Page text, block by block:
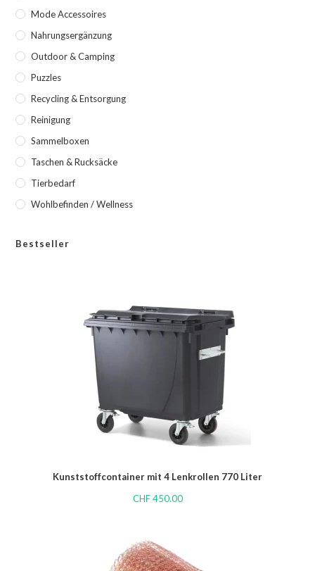
Mode Accessoires
Nahrungsergänzung
Outdoor & Camping
Puzzles
Recycling & Entsorgung
Reinigung
Sammelboxen
Taschen & Rucksäcke
Tierbedarf
Wohlbefinden / Wellness
Bestseller
Kunststoffcontainer mit 4 Lenkrollen 770 Liter
CHF450.00